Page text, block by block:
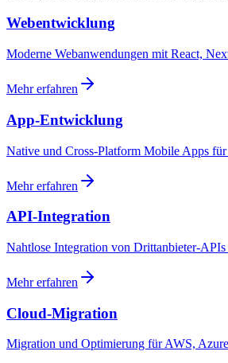
Webentwicklung
Moderne Webanwendungen mit React,
Mehr erfahren
App-Entwicklung
Native und Cross-Platform Mobile Apps
Mehr erfahren
API-Integration
Nahtlose Integration von Drittanbieter-APIs
Mehr erfahren
Cloud-Migration
Migration und Optimierung für AWS,